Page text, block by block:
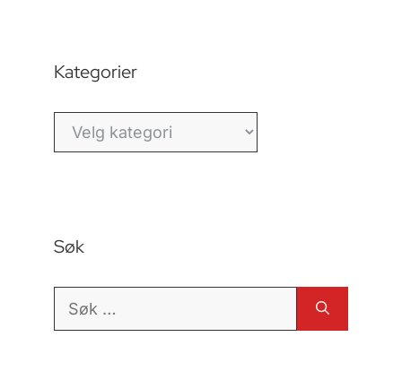
Kategorier
Kategorier
Søk
Søk